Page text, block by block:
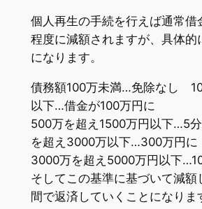
個人再生の手続を行えば通常借
程度に減額されますが、具体的
になります。
債務額100万未満…免除なし
以下…借金が100万円に
500万を超え1500万円以下…5
を超え3000万以下…300万円に
3000万を超え5000万円以下
そしてこの基準に基づいて減
間で返済していくことになりま